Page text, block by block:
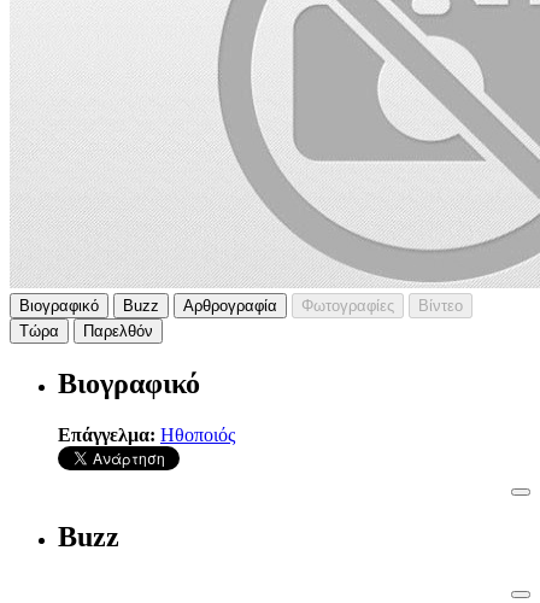
Βιογραφικό Buzz Αρθρογραφία Φωτογραφίες
Βίντεο
Τώρα
Παρελθόν
Βιογραφικό
Επάγγελμα: Ηθοποιός
Buzz